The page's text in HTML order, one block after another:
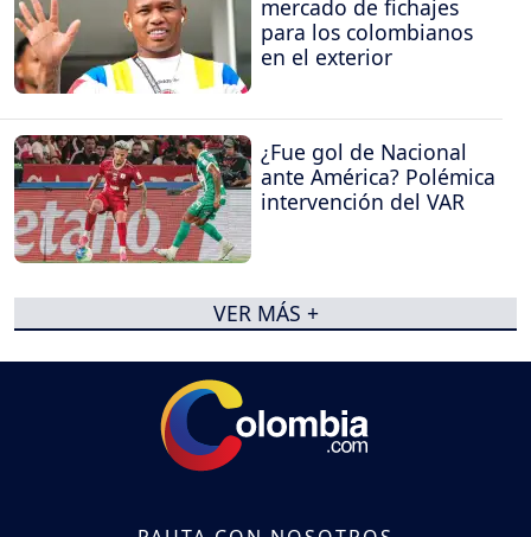
mercado de fichajes
para los colombianos
en el exterior
¿Fue gol de Nacional
ante América? Polémica
intervención del VAR
VER MÁS +